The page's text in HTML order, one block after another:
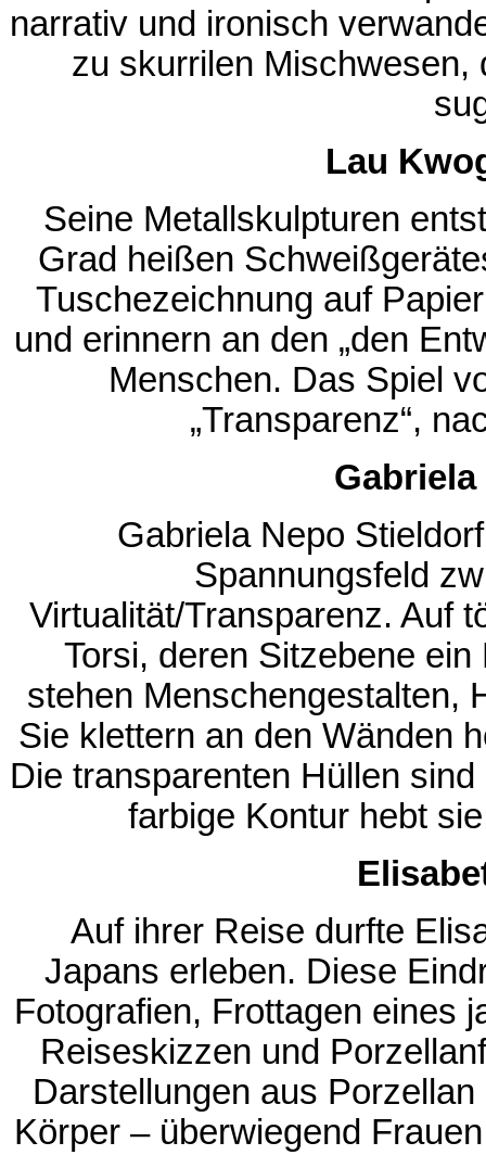
narrativ und ironisch
zu skurrilen Mischwesen,
Lau
Seine Metallskulpturen
Grad heißen
Tuschezeichnung auf
und erinnern an den „den
Menschen. Das Spiel
„Transparenz“,
Gabriela Nepo
Spannungsfeld
Virtualität/Transparenz. Auf
Torsi, deren Sitzebene
stehen Menschengestalten,
Sie klettern an den Wänden
Die transparenten Hüllen
farbige Kontur hebt
Auf ihrer Reise durfte
Japans erleben. Diese
Fotografien, Frottagen eines
Reiseskizzen und
Darstellungen aus
Körper – überwiegend